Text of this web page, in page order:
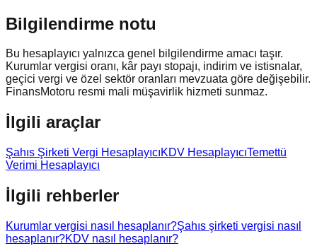
Bilgilendirme notu
Bu hesaplayıcı yalnızca genel bilgilendirme amacı taşır.
Kurumlar vergisi oranı, kâr payı stopajı, indirim ve istisnalar,
geçici vergi ve özel sektör oranları mevzuata göre değişebilir.
FinansMotoru resmi mali müşavirlik hizmeti sunmaz.
İlgili araçlar
Şahıs Şirketi Vergi HesaplayıcıKDV HesaplayıcıTemettü
Verimi Hesaplayıcı
İlgili rehberler
Kurumlar vergisi nasıl hesaplanır?Şahıs şirketi vergisi nasıl
hesaplanır?KDV nasıl hesaplanır?